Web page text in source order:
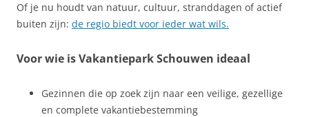
Of je nu houdt van natuur, cultuur, stranddagen of actief
buiten zijn: de regio biedt voor ieder wat wils.
Voor wie is Vakantiepark Schouwen ideaal
Gezinnen die op zoek zijn naar een veilige, gezellige
en complete vakantiebestemming